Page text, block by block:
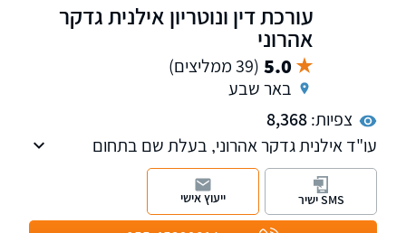
עורכת דין ונוטריון אילנית גדקר
אהרוני
5.0 (39 ממליצים)
באר שבע
צפיות:8,368
עו"ד אילנית גדקר אהרוני, בעלת שם בתחום
הביטוח הלאומי ובייצוג לקוחות בתחום נפגעי
עבודה, נכות כללית, נפגעי פעולות איבה וטרור
לרבות ייצוג בוועדות רפואיות ובערכאות משפטיות.
SMS ישיר ייעוץ אישי